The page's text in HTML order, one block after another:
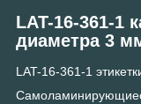
LAT-16-361-1
диаметра 3
LAT-16-361-1